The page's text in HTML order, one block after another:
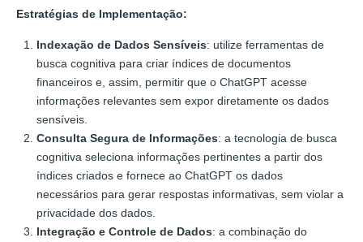
Estratégias de Implementação:
Indexação de Dados Sensíveis: utilize ferramentas de
busca cognitiva para criar índices de documentos
financeiros e, assim, permitir que o ChatGPT acesse
informações relevantes sem expor diretamente os dados
sensíveis.
Consulta Segura de Informações: a tecnologia de busca
cognitiva seleciona informações pertinentes a partir dos
índices criados e fornece ao ChatGPT os dados
necessários para gerar respostas informativas, sem violar a
privacidade dos dados.
Integração e Controle de Dados: a combinação do